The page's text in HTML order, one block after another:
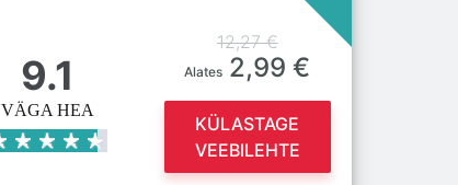
9.1
VÄGA HEA
12,27 €
Alates 2,99 €
KÜLASTAGE
VEEBILEHTE